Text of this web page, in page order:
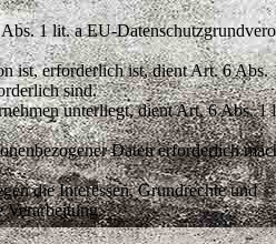
1 lit. a EU-
ist, erforderlich ist, dient Art. 6 Abs.
sind.
unterliegt, dient Art. 6 Abs. 1
Daten erforderlich
die Interessen, Grundrechte und
Verarbeitung.